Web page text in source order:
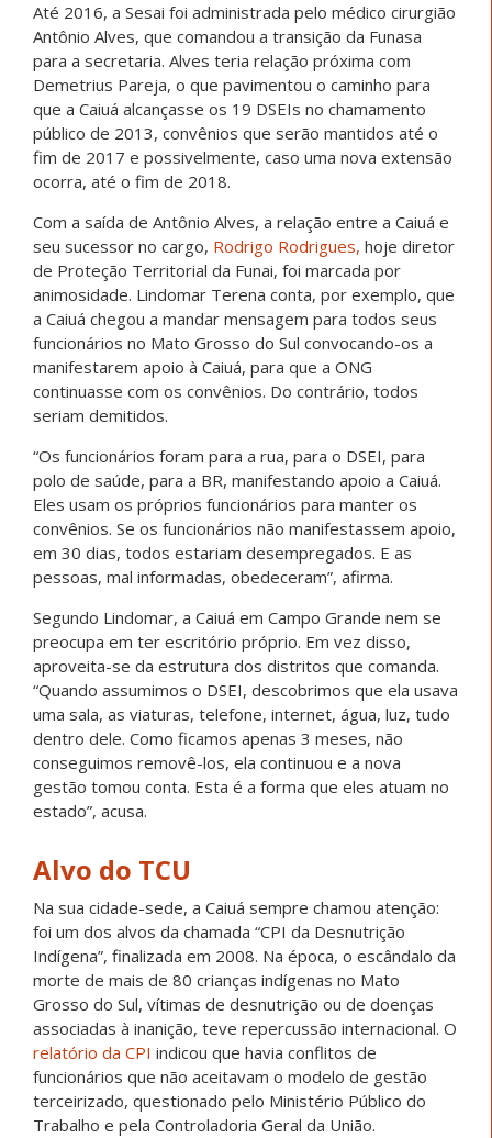
Até 2016, a Sesai foi administrada pelo médico cirurgião
Antônio Alves, que comandou a transição da Funasa
para a secretaria. Alves teria relação próxima com
Demetrius Pareja, o que pavimentou o caminho para
que a Caiuá alcançasse os 19 DSEIs no chamamento
público de 2013, convênios que serão mantidos até o
fim de 2017 e possivelmente, caso uma nova extensão
ocorra, até o fim de 2018.
Com a saída de Antônio Alves, a relação entre a Caiuá e
seu sucessor no cargo, Rodrigo Rodrigues, hoje diretor
de Proteção Territorial da Funai, foi marcada por
animosidade. Lindomar Terena conta, por exemplo, que
a Caiuá chegou a mandar mensagem para todos seus
funcionários no Mato Grosso do Sul convocando-os a
manifestarem apoio à Caiuá, para que a ONG
continuasse com os convênios. Do contrário, todos
seriam demitidos.
“Os funcionários foram para a rua, para o DSEI, para
polo de saúde, para a BR, manifestando apoio a Caiuá.
Eles usam os próprios funcionários para manter os
convênios. Se os funcionários não manifestassem apoio,
em 30 dias, todos estariam desempregados. E as
pessoas, mal informadas, obedeceram”, afirma.
Segundo Lindomar, a Caiuá em Campo Grande nem se
preocupa em ter escritório próprio. Em vez disso,
aproveita-se da estrutura dos distritos que comanda.
“Quando assumimos o DSEI, descobrimos que ela usava
uma sala, as viaturas, telefone, internet, água, luz, tudo
dentro dele. Como ficamos apenas 3 meses, não
conseguimos removê-los, ela continuou e a nova
gestão tomou conta. Esta é a forma que eles atuam no
estado”, acusa.
Alvo do TCU
Na sua cidade-sede, a Caiuá sempre chamou atenção:
foi um dos alvos da chamada “CPI da Desnutrição
Indígena”, finalizada em 2008. Na época, o escândalo da
morte de mais de 80 crianças indígenas no Mato
Grosso do Sul, vítimas de desnutrição ou de doenças
associadas à inanição, teve repercussão internacional. O
relatório da CPI indicou que havia conflitos de
funcionários que não aceitavam o modelo de gestão
terceirizado, questionado pelo Ministério Público do
Trabalho e pela Controladoria Geral da União.